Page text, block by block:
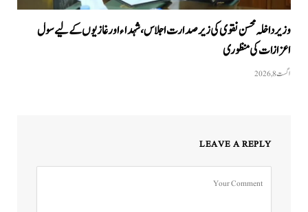
وزیرداخلہ محسن نقوی کی زیر صدارت اجلاس، شہداء اور غازیوں کے لیے سول
اعزازات کی منظوری
اگست 8, 2026
LEAVE A REPLY